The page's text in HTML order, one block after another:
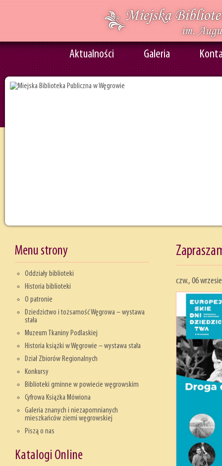
Aktualności Galeria
Menu strony
Oddziały biblioteki
Historia biblioteki
O patronie
Dziedzictwo i tożsamość Węgrowa – wystawa
stała
Muzeum Tkaniny Podlaskiej
Historia książki w Węgrowie – wystawa stała
Dział Zbiorów Regionalnych
Konkursy
Biblioteki gminne w powiecie węgrowskim
Cyfrowa Książka Mówiona
Galeria znanych i niezapomnianych
mieszkańców ziemi węgrowskiej
Piszą o nas
Katalogi Online
czw., 06